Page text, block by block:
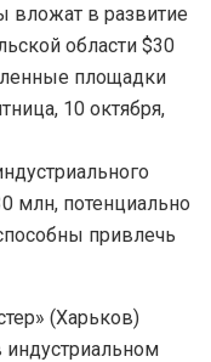
вложат в развитие
области $30
площадки
10 октября,
(Харьков)
индустриальном